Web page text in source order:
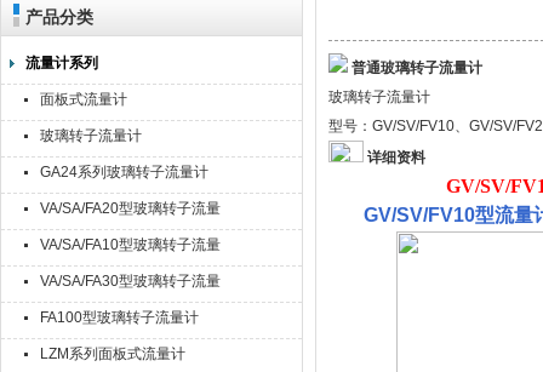
产品分类
流量计系列
面板式流量计
玻璃转子流量计
GA24系列玻璃转子流量计
VA/SA/FA20型玻璃转子流量
计
VA/SA/FA10型玻璃转子流量
计
VA/SA/FA30型玻璃转子流量
计
FA100型玻璃转子流量计
LZM系列面板式流量计
普通玻璃转子流量计
玻璃转子流量计
型号：GV/SV/FV10、GV/SV/
详细资料
GV/SV/
GV/SV/FV10型流量